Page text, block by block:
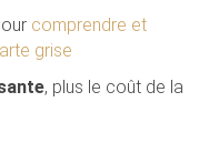
comprendre et
grise
, plus le coût de la